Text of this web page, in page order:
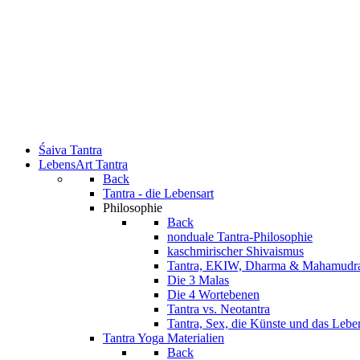
Śaiva Tantra
LebensArt Tantra
Back
Tantra - die Lebensart
Philosophie
Back
nonduale Tantra-Philosophie
kaschmirischer Shivaismus
Tantra, EKIW, Dharma &
Die 3 Malas
Die 4 Wortebenen
Tantra vs. Neotantra
Tantra, Sex, die Künste und das
Tantra Yoga Materialien
Back